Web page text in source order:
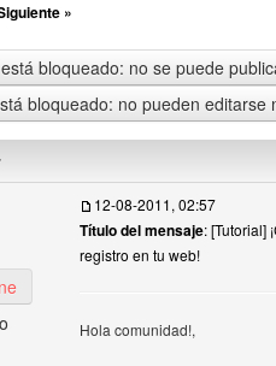
»
bloqueado: no se puede
bloqueado: no pueden editarse
del usuario
12-08-2011, 02:57
Título del mensaje: [Tutorial]
registro en tu web!
Hola comunidad!,